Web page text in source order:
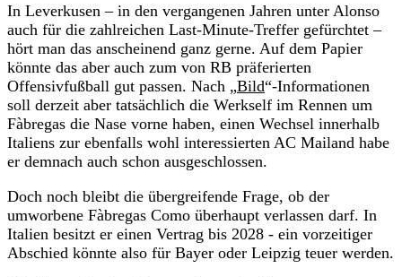
In Leverkusen – in den vergangenen Jahren unter Alonso
auch für die zahlreichen Last-Minute-Treffer gefürchtet –
hört man das anscheinend ganz gerne. Auf dem Papier
könnte das aber auch zum von RB präferierten
Offensivfußball gut passen. Nach „Bild“-Informationen
soll derzeit aber tatsächlich die Werkself im Rennen um
Fàbregas die Nase vorne haben, einen Wechsel innerhalb
Italiens zur ebenfalls wohl interessierten AC Mailand habe
er demnach auch schon ausgeschlossen.
Doch noch bleibt die übergreifende Frage, ob der
umworbene Fàbregas Como überhaupt verlassen darf. In
Italien besitzt er einen Vertrag bis 2028 - ein vorzeitiger
Abschied könnte also für Bayer oder Leipzig teuer werden.